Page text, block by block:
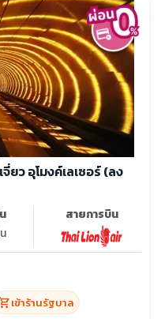
ร์ (ลง
สายการบิน
เข้าร้านรัฐบาล